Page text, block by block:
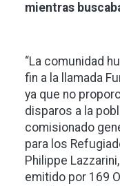
mientras
“La comunidad
fin a la llamada
ya que no
disparos a la
comisionado
para los
Philippe
emitido por 169